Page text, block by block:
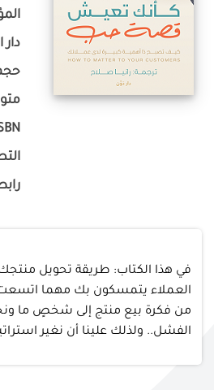
دار
في هذا الكتاب: طريقة تحويل
العملاء يتمسكون بك مهما اتسعت
من فكرة بيع منتج إلى شخصٍ ما
الفشل.. ولذلك علينا أن نغير